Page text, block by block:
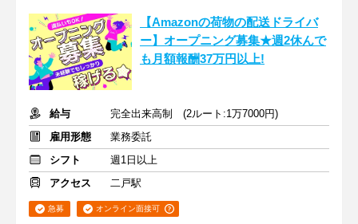
【Amazonの荷物の配送ドライバ
ー】オープニング募集★週2休んで
も月額報酬37万円以上!
給与
完全出来高制 (2ルート:1万7000円)
雇用形態
業務委託
シフト
週1日以上
アクセス
二戸駅
急募 オンライン面接可